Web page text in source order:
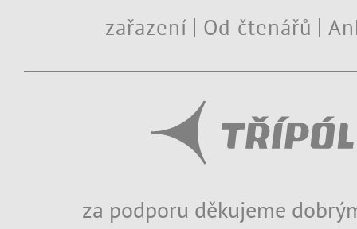
zařazení
Od čtenářů
za podporu děkujeme